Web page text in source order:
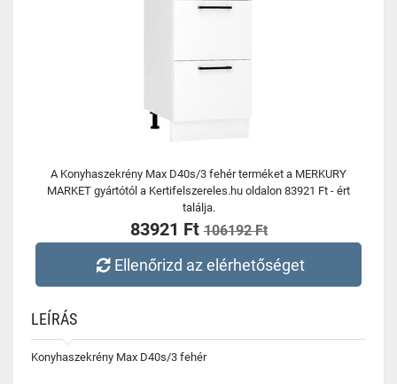
A Konyhaszekrény Max D40s/3 fehér terméket a MERKURY
MARKET gyártótól a Kertifelszereles.hu oldalon 83921 Ft - ért
találja.
83921 Ft106192 Ft
Ellenőrizd az elérhetőséget
LEÍRÁS
Konyhaszekrény Max D40s/3 fehér